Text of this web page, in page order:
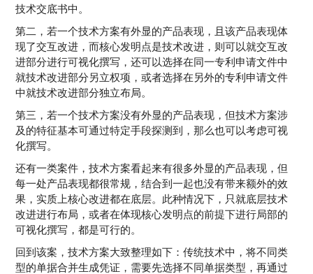
技术交底书中。
第二，若一个技术方案有外显的产品表现，且该产品表现体
现了交互改进，而核心发明点是技术改进，则可以就交互改
进部分进行可视化撰写，还可以选择在同一专利申请文件中
就技术改进部分另立权项，或者选择在另外的专利申请文件
中就技术改进部分独立布局。
第三，若一个技术方案没有外显的产品表现，但技术方案涉
及的特征基本可通过特定手段探测到，那么也可以考虑可视
化撰写。
还有一类案件，技术方案看起来有很多外显的产品表现，但
每一处产品表现都很常规，结合到一起也没有带来额外的效
果，实质上核心改进都在底层。此种情况下，只就底层技术
改进进行布局，或者在体现核心发明点的前提下进行局部的
可视化撰写，都是可行的。
回到该案，技术方案大致整理如下：传统技术中，将不同类
型的单据合并生成凭证，需要先选择不同单据类型，再通过